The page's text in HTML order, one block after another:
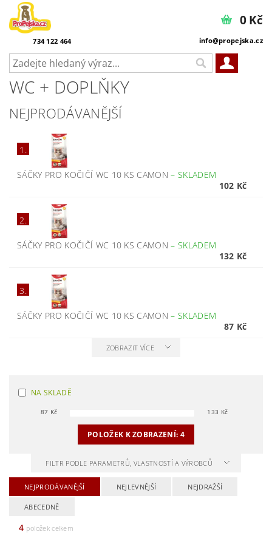
734 122 464 info@propejska.cz
0 Kč
WC + DOPLŇKY
NEJPRODÁVANĚJŠÍ
1.
SÁČKY PRO KOČIČÍ WC 10 KS CAMON–SKLADEM
102 Kč
2.
SÁČKY PRO KOČIČÍ WC 10 KS CAMON–SKLADEM
132 Kč
3.
SÁČKY PRO KOČIČÍ WC 10 KS CAMON–SKLADEM
87 Kč
ZOBRAZIT VÍCE
NA SKLADĚ
87 Kč 133 Kč
POLOŽEK K ZOBRAZENÍ: 4
FILTR PODLE PARAMETRŮ, VLASTNOSTÍ A VÝROBCŮ
NEJPRODÁVANĚJŠÍ NEJLEVNĚJŠÍ NEJDRAŽŠÍ
ABECEDNĚ
4 položek celkem